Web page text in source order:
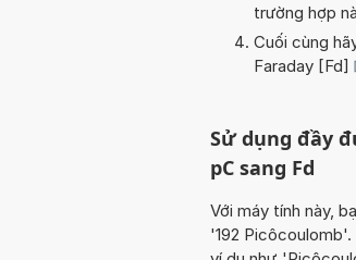
trường hợp
Cuối cùng
Faraday [Fd]
Sử dụng đầy
pC sang Fd
Với máy tính này,
'192